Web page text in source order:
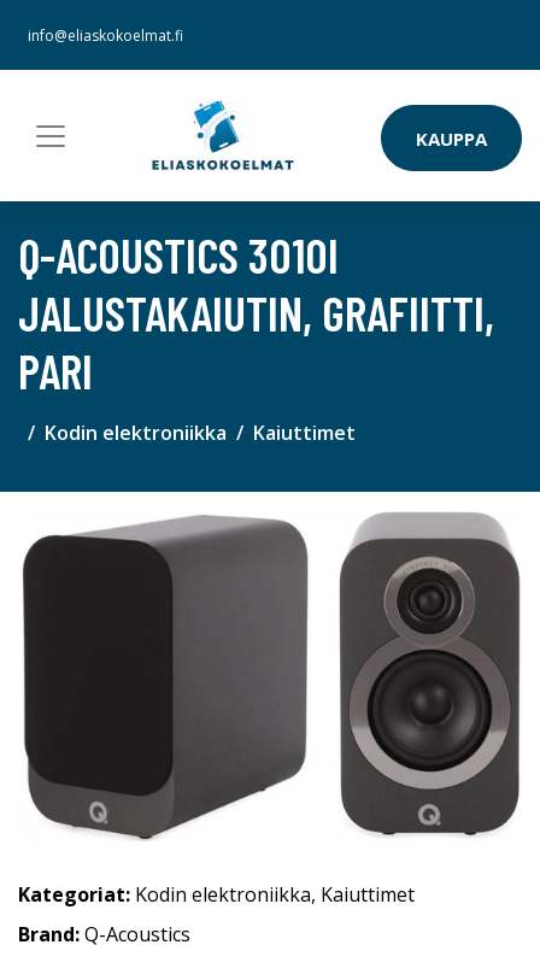
info@eliaskokoelmat.fi
KAUPPA
Q-ACOUSTICS 3010I
JALUSTAKAIUTIN, GRAFIITTI,
PARI
Kodin elektroniikka Kaiuttimet
Kategoriat: Kodin elektroniikka, Kaiuttimet
Brand:Q-Acoustics